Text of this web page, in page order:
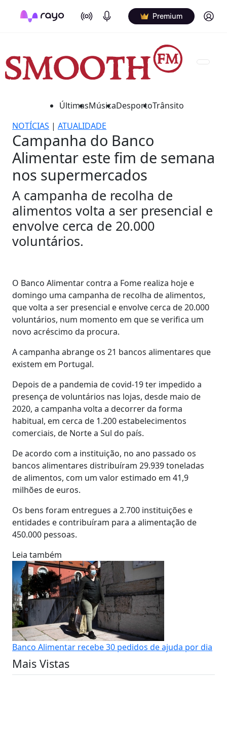
On Air Podcasts Premium Log in
ÚltimasMúsicaDesportoTrânsito
NOTÍCIAS | ATUALIDADE
Campanha do Banco
Alimentar este fim de semana
nos supermercados
A campanha de recolha de
alimentos volta a ser presencial e
envolve cerca de 20.000
voluntários.
O Banco Alimentar contra a Fome realiza hoje e
domingo uma campanha de recolha de alimentos,
que volta a ser presencial e envolve cerca de 20.000
voluntários, num momento em que se verifica um
novo acréscimo da procura.
A campanha abrange os 21 bancos alimentares que
existem em Portugal.
Depois de a pandemia de covid-19 ter impedido a
presença de voluntários nas lojas, desde maio de
2020, a campanha volta a decorrer da forma
habitual, em cerca de 1.200 estabelecimentos
comerciais, de Norte a Sul do país.
De acordo com a instituição, no ano passado os
bancos alimentares distribuíram 29.939 toneladas
de alimentos, com um valor estimado em 41,9
milhões de euros.
Os bens foram entregues a 2.700 instituições e
entidades e contribuíram para a alimentação de
450.000 pessoas.
Leia também
Banco Alimentar recebe 30 pedidos de ajuda por dia
Mais Vistas